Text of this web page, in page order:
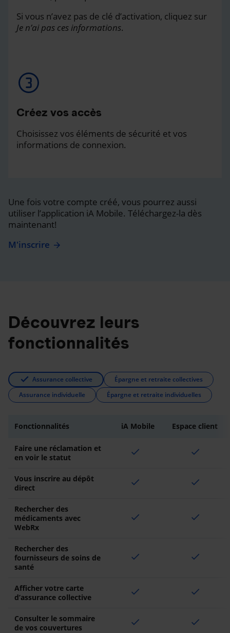
Si vous n’avez pas de clé d’activation, cliquez sur
Je n’ai pas ces informations.
Créez vos accès
Choisissez vos éléments de sécurité et vos
informations de connexion.
Une fois votre compte créé, vous pourrez aussi
utiliser l’application iA Mobile. Téléchargez-la dès
maintenant!
M'inscrire
Découvrez leurs
fonctionnalités
Assurance collective
Épargne et retraite collectives
Assurance individuelle
Épargne et retraite individuelles
Fonctionnalités iA Mobile Espace client
Faire une réclamation et
en voir le statut
check check
Vous inscrire au dépôt
direct
check check
Rechercher des
médicaments avec
WebRx
check check
Rechercher des
fournisseurs de soins de
santé
check check
Afficher votre carte
d’assurance collective
check check
Consulter le sommaire
de vos couvertures
check check